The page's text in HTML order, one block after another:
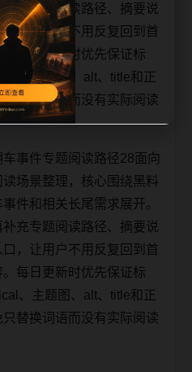
充专题阅读路径、摘要说
，让用户不用反复回到首
每日更新时优先保证标
、主题图、alt、title和正
替换词语而没有实际阅读
事件专题阅读路径28面向
场景整理，核心围绕黑料
件和相关长尾需求展开。
充专题阅读路径、摘要说
，让用户不用反复回到首
每日更新时优先保证标
、主题图、alt、title和正
替换词语而没有实际阅读